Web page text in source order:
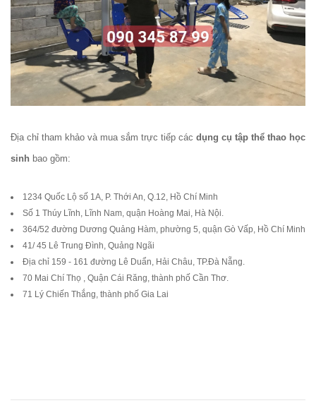
Địa chỉ tham khảo và mua sắm trực tiếp các dụng cụ tập thể thao học
sinh bao gồm:
1234 Quốc Lộ số 1A, P. Thới An, Q.12, Hồ Chí Minh
Số 1 Thúy Lĩnh, Lĩnh Nam, quận Hoàng Mai, Hà Nội.
364/52 đường Dương Quảng Hàm, phường 5, quận Gò Vấp, Hồ Chí Minh
41/ 45 Lê Trung Đình, Quảng Ngãi
Địa chỉ 159 - 161 đường Lê Duẩn, Hải Châu, TP.Đà Nẵng.
70 Mai Chí Thọ , Quận Cái Răng, thành phố Cần Thơ.
71 Lý Chiến Thắng, thành phố Gia Lai